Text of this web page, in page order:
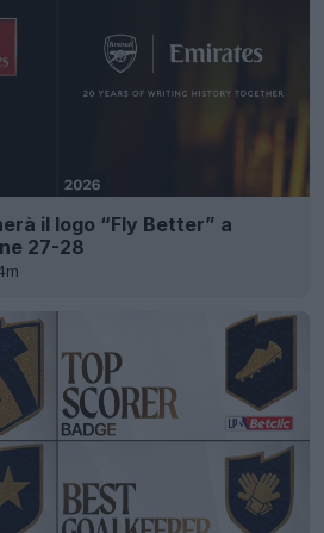
il logo “Fly Better” a
27-28